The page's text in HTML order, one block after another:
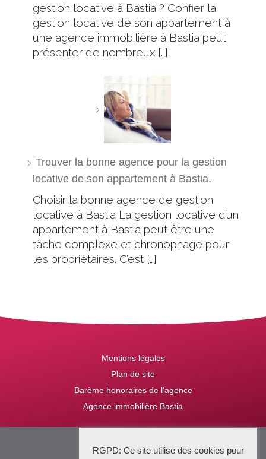
gestion locative à Bastia ? Confier la
gestion locative de son appartement à
une agence immobilière à Bastia peut
présenter de nombreux […]
Trouver la bonne agence pour la gestion
locative de son appartement à Bastia.
Choisir la bonne agence de gestion
locative à Bastia La gestion locative d’un
appartement à Bastia peut être une
tâche complexe et chronophage pour
les propriétaires. C’est […]
Mentions légales
Plan de site
Barème honoraires de l’agence
Agence immobilière Bastia
2025 Stena Immobilier
RGPD: Ce site utilise des cookies pour